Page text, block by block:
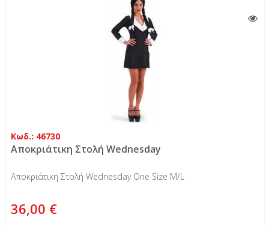
Κωδ.: 46730
Αποκριάτικη Στολή Wednesday
Αποκριάτικη Στολή Wednesday One Size M/L
36,00 €